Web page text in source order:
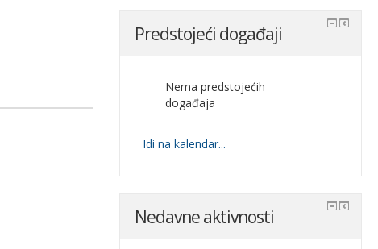
Predstojeći događaji
Nema predstojećih
događaja
Idi na kalendar...
Nedavne aktivnosti